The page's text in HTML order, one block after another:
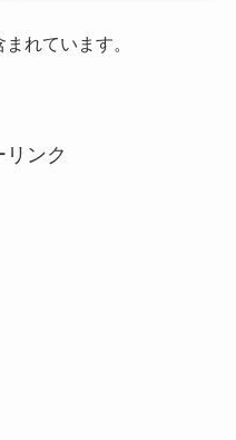
れています。
リンク